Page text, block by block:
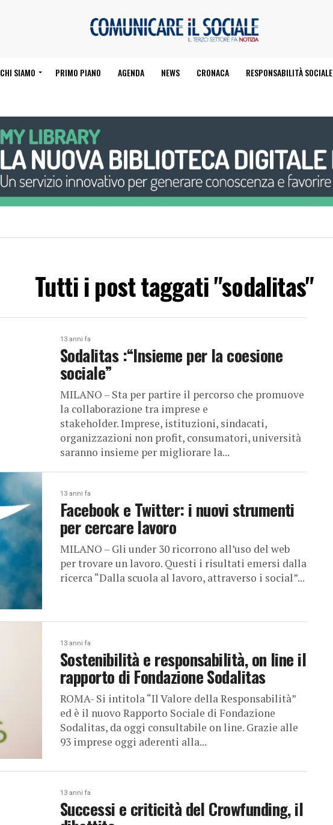
CHI SIAMO PRIMO PIANO AGENDA NEWS CRONACA RESPONSABILITÀ SOCIALE
Tutti i post taggati "sodalitas"
13 anni fa
Sodalitas :“Insieme per la coesione
sociale”
MILANO – Sta per partire il percorso che promuove
la collaborazione tra imprese e
stakeholder. Imprese, istituzioni, sindacati,
organizzazioni non profit, consumatori, università
saranno insieme per migliorare la...
13 anni fa
Facebook e Twitter: i nuovi strumenti
per cercare lavoro
MILANO – Gli under 30 ricorrono all’uso del web
per trovare un lavoro. Questi i risultati emersi dalla
ricerca “Dalla scuola al lavoro, attraverso i social”...
13 anni fa
Sostenibilità e responsabilità, on line il
rapporto di Fondazione Sodalitas
ROMA- Si intitola “Il Valore della Responsabilità”
ed è il nuovo Rapporto Sociale di Fondazione
Sodalitas, da oggi consultabile on line. Grazie alle
93 imprese oggi aderenti alla...
13 anni fa
Successi e criticità del Crowfunding, il